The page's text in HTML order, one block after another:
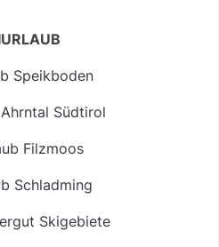
Speikboden
Südtirol
Filzmoos
Schladming
Skigebiete